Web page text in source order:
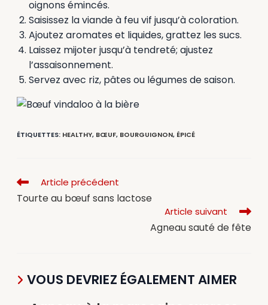
oignons émincés.
Saisissez la viande à feu vif jusqu’à coloration.
Ajoutez aromates et liquides, grattez les sucs.
Laissez mijoter jusqu’à tendreté; ajustez
l’assaisonnement.
Servez avec riz, pâtes ou légumes de saison.
ÉTIQUETTES: HEALTHY, BŒUF, BOURGUIGNON, ÉPICÉ
Article précédent
Tourte au bœuf sans lactose
Article suivant
Agneau sauté de fête
VOUS DEVRIEZ ÉGALEMENT AIMER